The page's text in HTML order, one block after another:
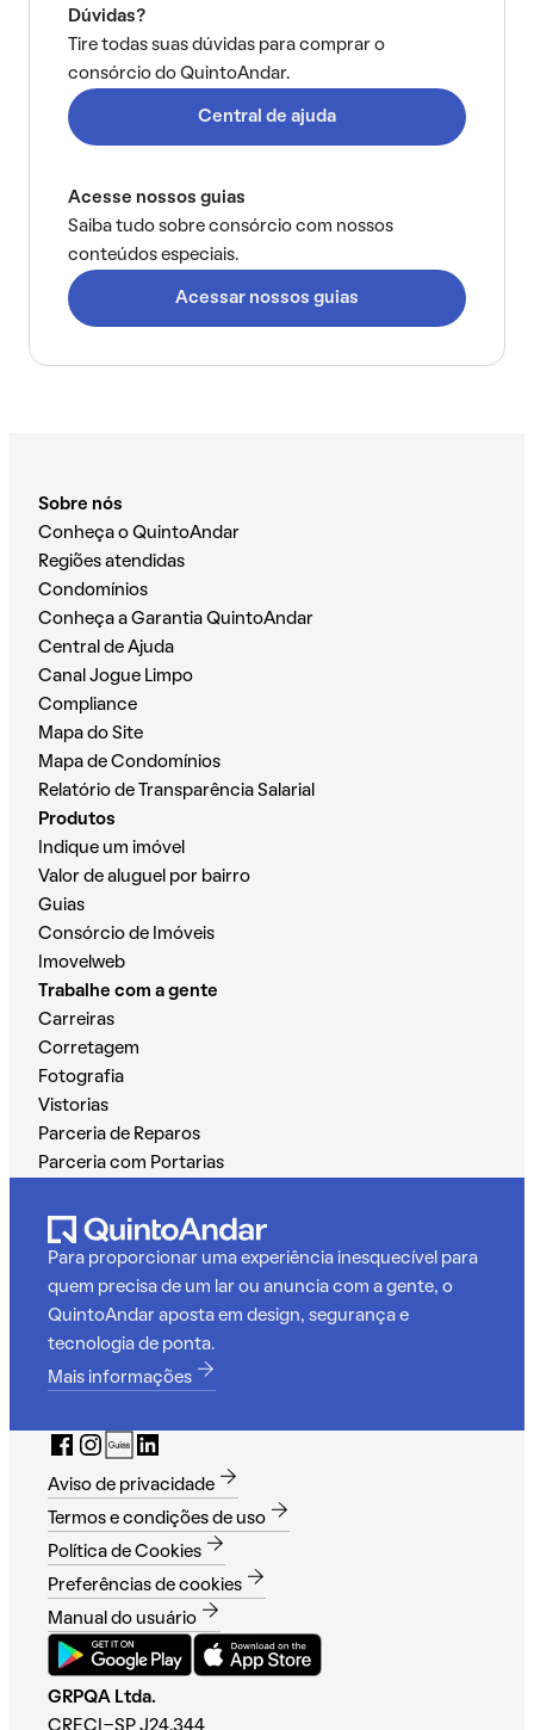
Dúvidas?
Tire todas suas dúvidas para comprar o
consórcio do QuintoAndar.
Central de ajuda
Acesse nossos guias
Saiba tudo sobre consórcio com nossos
conteúdos especiais.
Acessar nossos guias
Sobre nós
Conheça o QuintoAndar
Regiões atendidas
Condomínios
Conheça a Garantia QuintoAndar
Central de Ajuda
Canal Jogue Limpo
Compliance
Mapa do Site
Mapa de Condomínios
Relatório de Transparência Salarial
Produtos
Indique um imóvel
Valor de aluguel por bairro
Guias
Consórcio de Imóveis
Imovelweb
Trabalhe com a gente
Carreiras
Corretagem
Fotografia
Vistorias
Parceria de Reparos
Parceria com Portarias
Para proporcionar uma experiência inesquecível para
quem precisa de um lar ou anuncia com a gente, o
QuintoAndar aposta em design, segurança e
tecnologia de ponta.
Mais informações
Aviso de privacidade
Termos e condições de uso
Política de Cookies
Preferências de cookies
Manual do usuário
GRPQA Ltda.